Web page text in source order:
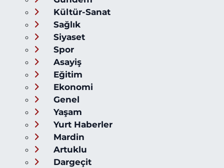
Kültür-Sanat
Sağlık
Siyaset
Spor
Asayiş
Eğitim
Ekonomi
Genel
Yaşam
Yurt Haberler
Mardin
Artuklu
Dargeçit